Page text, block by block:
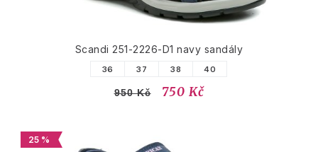
Scandi 251-2226-D1 navy sandály
36 37 38 40
950 Kč 750 Kč
25 %